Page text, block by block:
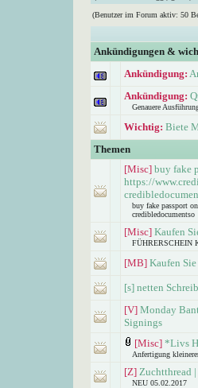
(Benutzer im Forum aktiv: 50
Ankündigungen &
Ankündigung:
Ankündigung:
Genauere
Wichtig: Biete
Themen
[Misc] buy fake
https://
buy fake passport
credibledocumentso
[Misc] Kaufen
FÜHRERSCHEIN
[MB] Kaufen
[s] netten
[V] Monday
Signings
[Misc] *Livs
Anfertigung
[Z] Zuchtthread
NEU 05.02.2017